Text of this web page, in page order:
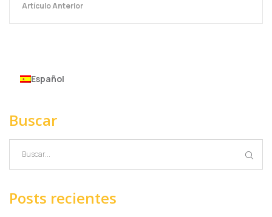
Artículo Anterior
Español
Buscar
Posts recientes